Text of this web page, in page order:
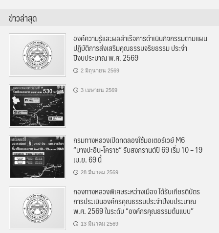
ข่าวล่าสุด
องค์ความรู้และผลสำเร็จการดำเนินกิจกรรมตามแผน
ปฏิบัติการส่งเสริมคุณธรรมจริยธรรม ประจำ
ปีงบประมาณ พ.ศ. 2569
2 มิถุนายน 2569
3 เมษายน 2569
กรมทางหลวงเปิดทดลองใช้มอเตอร์เวย์ M6
“บางปะอิน-โคราช” รับสงกรานต์ปี 69 เริ่ม 10 – 19
เม.ย. 69 นี้
28 มีนาคม 2569
กองทางหลวงพิเศษระหว่างเมือง ได้รับเกียรติบัตร
การประเมินองค์กรคุณธรรมประจำปีงบประมาณ
พ.ศ. 2569 ในระดับ “องค์กรคุณธรรมต้นแบบ”
13 มีนาคม 2569